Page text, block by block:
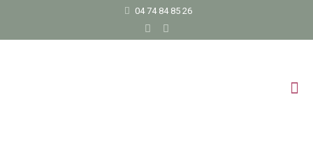
04 74 84 85 26